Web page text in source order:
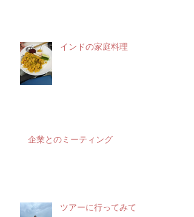
インドの家庭料理
企業とのミーティング
ツアーに行ってみて